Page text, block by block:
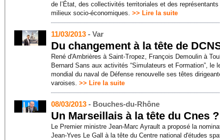
de l’État, des collectivités territoriales et des représentants
milieux socio-économiques. >> Lire la suite
11/03/2013 - Var
Du changement à la tête de
René d'Ambrières à Saint-Tropez, François Demoulin à
Bernard Sans aux activités “Simulateurs et Formation”, le
mondial du naval de Défense renouvelle ses têtes
varoises. >> Lire la suite
08/03/2013 - Bouches-du-Rhône
Un Marseillais à la tête du Cnes ?
Le Premier ministre Jean-Marc Ayrault a proposé la
Jean-Yves Le Gall à la tête du Centre national d'études